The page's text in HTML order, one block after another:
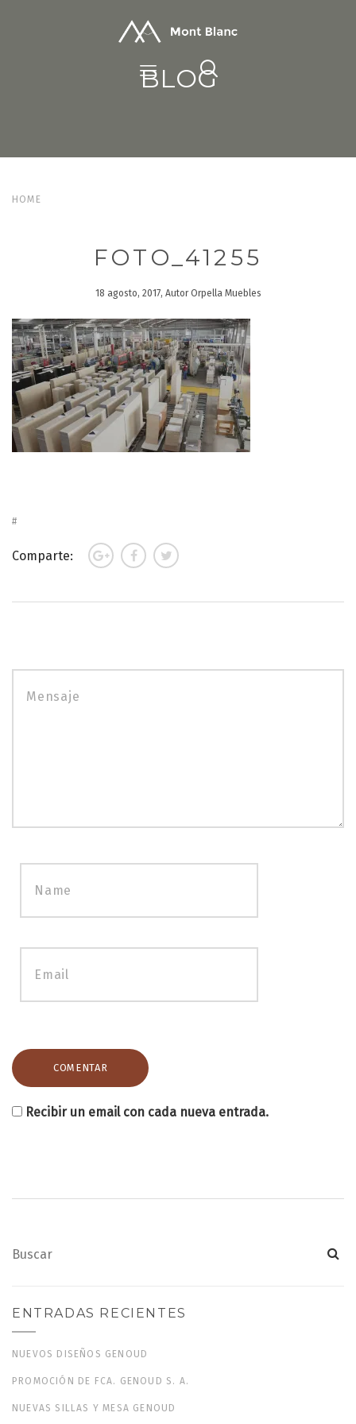
BLOG
HOME
FOTO_41255
18 agosto, 2017, Autor Orpella Muebles
Comparte:
Recibir un email con cada nueva entrada.
ENTRADAS RECIENTES
NUEVOS DISEÑOS GENOUD
PROMOCIÓN DE FCA. GENOUD S. A.
NUEVAS SILLAS Y MESA GENOUD